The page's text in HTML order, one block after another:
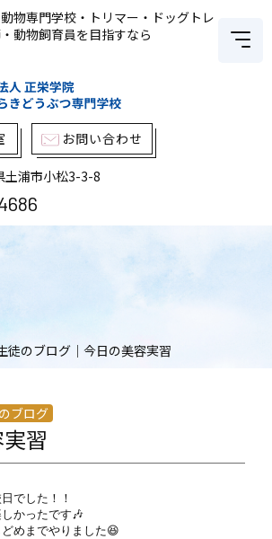
物専門学校・トリマー・ドッグトレ
動物飼育員を目指すなら
お問い合わせ
土浦市小松3-3-8
徒のブログ ｜ 今日の美容実習
ブログ
習
でした！！
かったです🎶
めまでやりました😆